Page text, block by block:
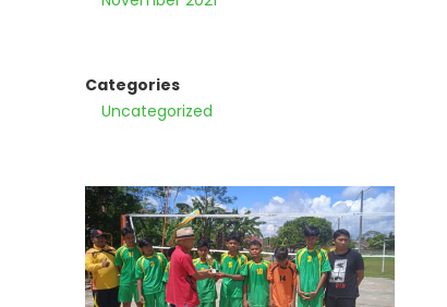
Categories
Uncategorized